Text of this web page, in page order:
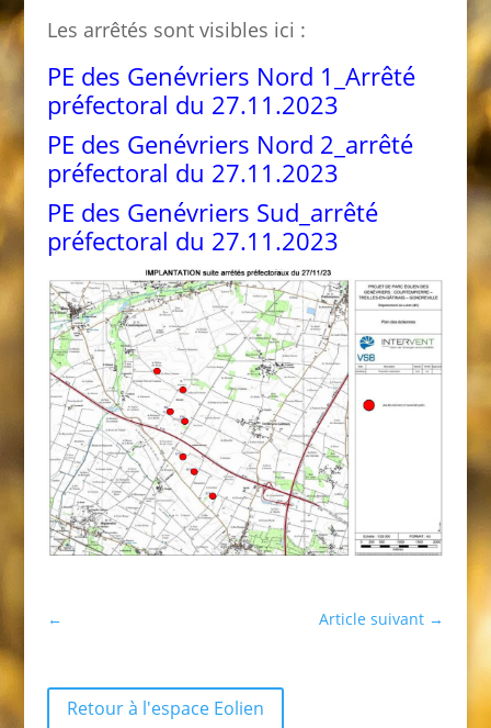
Les arrêtés sont visibles ici :
PE des Genévriers Nord 1_Arrêté
préfectoral du 27.11.2023
PE des Genévriers Nord 2_arrêté
préfectoral du 27.11.2023
PE des Genévriers Sud_arrêté
préfectoral du 27.11.2023
← Article suivant →
Retour à l'espace Eolien